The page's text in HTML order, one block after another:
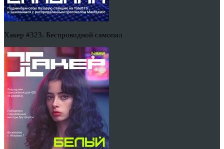
Хакер #323. Беспроводной самопал